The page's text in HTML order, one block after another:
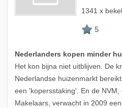
1341 x
Nederlanders kopen minder
Het kon bijna niet uitblijven. De
Nederlandse huizenmarkt
een 'kopersstaking'. En de
Makelaars, verwacht in 2009